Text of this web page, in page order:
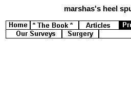
marshas'sheel